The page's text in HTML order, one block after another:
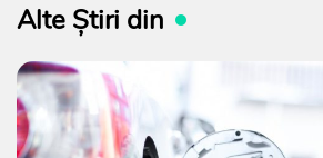
Alte Știri din